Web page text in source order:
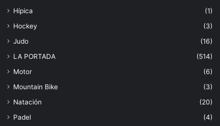
Hípica
(1)
Hockey
(3)
Judo
(16)
LA PORTADA
(514)
Motor
(6)
Mountain Bike
(3)
Natación
(20)
Padel
(4)